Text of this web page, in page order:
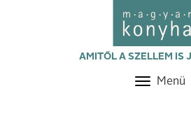
AMITŐL A SZELLEM IS
Toggle
Menü